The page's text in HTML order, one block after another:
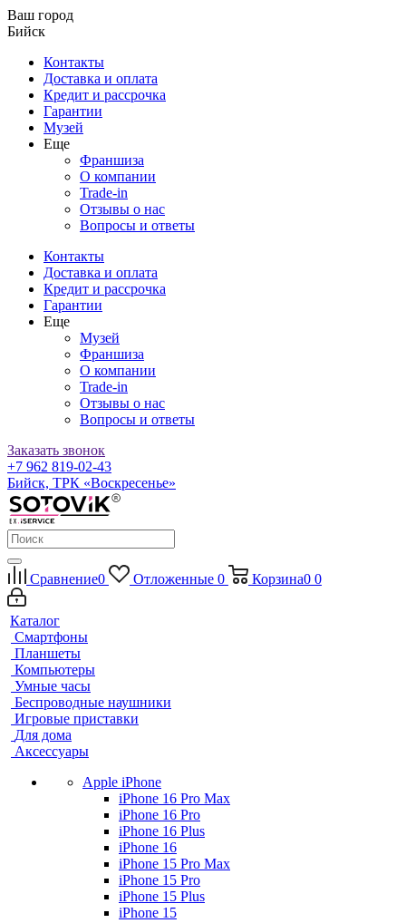
Ваш город
Бийск
Контакты
Доставка и оплата
Кредит и рассрочка
Гарантии
Музей
Еще
Франшиза
О компании
Trade-in
Отзывы о нас
Вопросы и ответы
Контакты
Доставка и оплата
Кредит и рассрочка
Гарантии
Еще
Музей
Франшиза
О компании
Trade-in
Отзывы о нас
Вопросы и ответы
Заказать звонок
+7 962 819-02-43
Бийск, ТРК «Воскресенье»
Сравнение0 Отложенные 0 Корзина0 0
Каталог
Смартфоны
Планшеты
Компьютеры
Умные часы
Беспроводные наушники
Игровые приставки
Для дома
Аксессуары
Apple iPhone
iPhone 16 Pro Max
iPhone 16 Pro
iPhone 16 Plus
iPhone 16
iPhone 15 Pro Max
iPhone 15 Pro
iPhone 15 Plus
iPhone 15